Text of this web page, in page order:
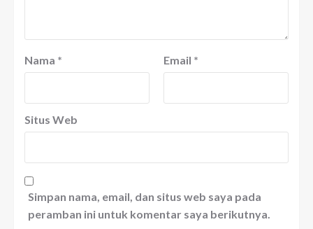
Nama * Email *
Situs Web
Simpan nama, email, dan situs web saya pada
peramban ini untuk komentar saya berikutnya.